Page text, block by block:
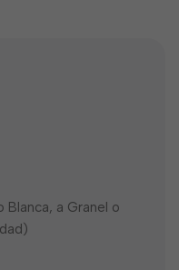
Blanca, a Granel o